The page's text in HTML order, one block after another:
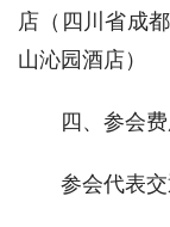
店（四川省成
山沁园酒店）
四、参会费
参会代表交